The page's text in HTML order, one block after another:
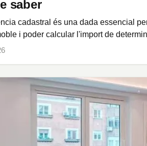
saber
cadastral és una dada essencial
i poder calcular l'import de